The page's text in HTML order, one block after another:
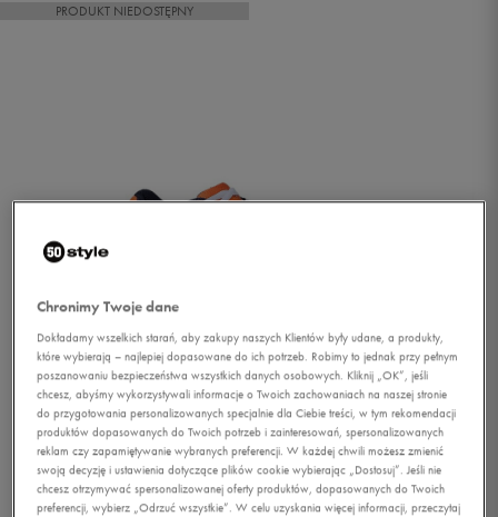
PRODUKT NIEDOSTĘPNY
Chronimy Twoje dane
Dokładamy wszelkich starań, aby zakupy naszych Klientów były udane, a produkty,
które wybierają – najlepiej dopasowane do ich potrzeb. Robimy to jednak przy pełnym
poszanowaniu bezpieczeństwa wszystkich danych osobowych. Kliknij „OK”, jeśli
chcesz, abyśmy wykorzystywali informacje o Twoich zachowaniach na naszej stronie
do przygotowania personalizowanych specjalnie dla Ciebie treści, w tym rekomendacji
produktów dopasowanych do Twoich potrzeb i zainteresowań, spersonalizowanych
reklam czy zapamiętywanie wybranych preferencji. W każdej chwili możesz zmienić
swoją decyzję i ustawienia dotyczące plików cookie wybierając „Dostosuj”. Jeśli nie
chcesz otrzymywać spersonalizowanej oferty produktów, dopasowanych do Twoich
preferencji, wybierz „Odrzuć wszystkie”. W celu uzyskania więcej informacji, przeczytaj